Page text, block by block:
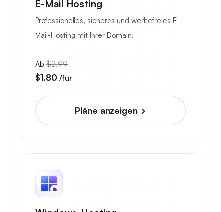
E-Mail Hosting
Professionelles, sicheres und werbefreies E-
Mail-Hosting mit Ihrer Domain.
Ab $2.99
$1.80 /für
Pläne anzeigen